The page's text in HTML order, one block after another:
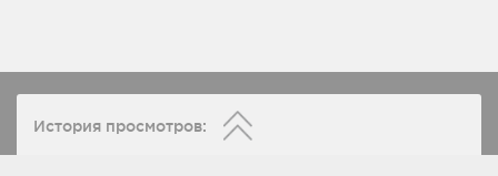
История просмотров: